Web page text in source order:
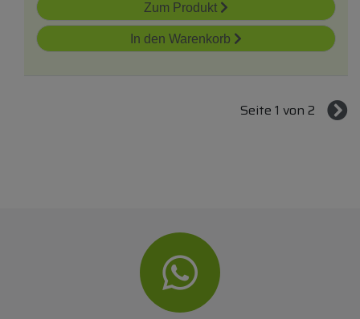
Zum Produkt
In den Warenkorb
Seite 1 von 2